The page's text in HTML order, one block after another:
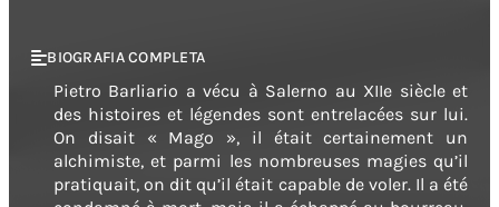
BIOGRAFIA COMPLETA
Pietro Barliario a vécu à Salerno au XIIe siècle et
des histoires et légendes sont entrelacées sur lui.
On disait « Mago », il était certainement un
alchimiste, et parmi les nombreuses magies qu’il
pratiquait, on dit qu’il était capable de voler. Il a été